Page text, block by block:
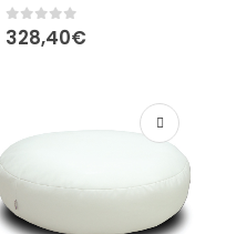
0out of 5
328,40€